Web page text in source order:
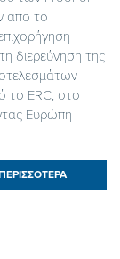
απο το
διερεύνηση της
το ERC, στο
Ευρώπη